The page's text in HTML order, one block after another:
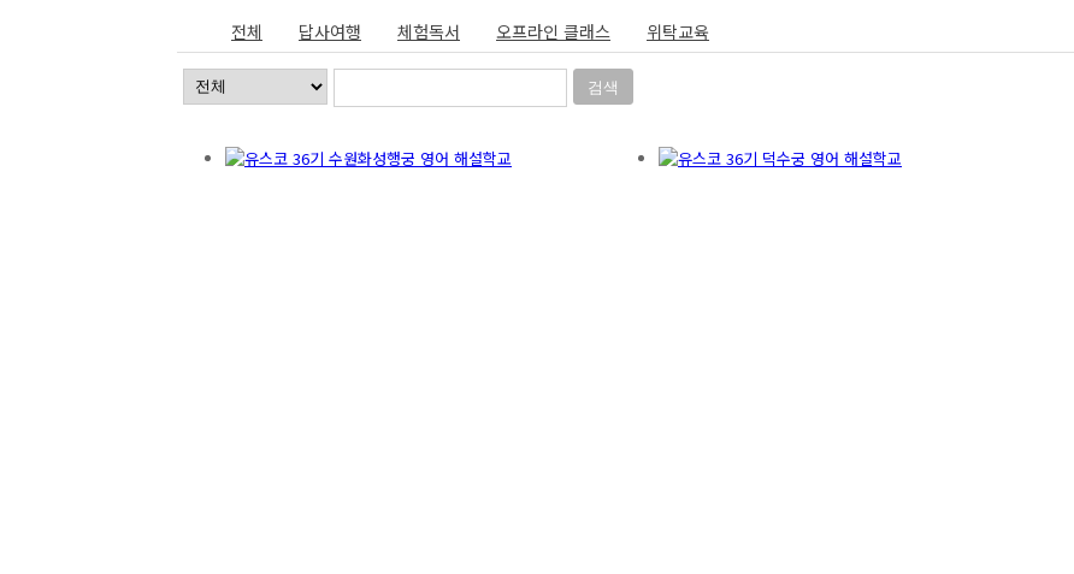
전체 답사여행 체험독서 오프라인 클래스 위탁교육